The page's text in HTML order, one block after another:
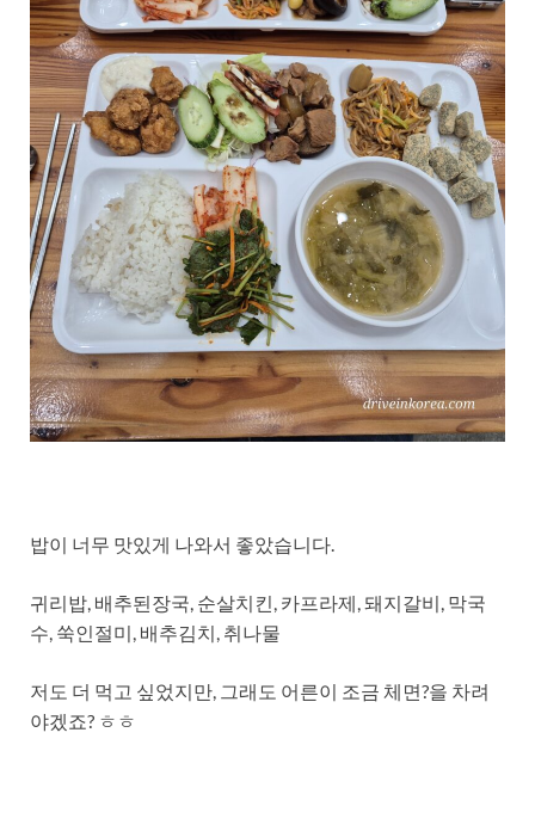
밥이 너무 맛있게 나와서 좋았습니다.
귀리밥, 배추된장국, 순살치킨, 카프라제, 돼지갈비, 막국
수, 쑥인절미, 배추김치, 취나물
저도 더 먹고 싶었지만, 그래도 어른이 조금 체면?을 차려
야겠죠? ㅎㅎ